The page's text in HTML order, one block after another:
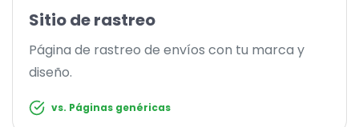
Sitio de rastreo
Página de rastreo de envíos con tu marca y
diseño.
vs. Páginas genéricas